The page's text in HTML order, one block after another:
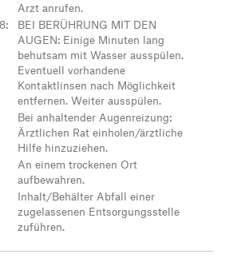
Arzt anrufen.
:
BEI BERÜHRUNG MIT DEN
AUGEN: Einige Minuten lang
behutsam mit Wasser ausspülen.
Eventuell vorhandene
Kontaktlinsen nach Möglichkeit
entfernen. Weiter ausspülen.
Bei anhaltender Augenreizung:
Ärztlichen Rat einholen/ärztliche
Hilfe hinzuziehen.
An einem trockenen Ort
aufbewahren.
Inhalt/Behälter Abfall einer
zugelassenen Entsorgungsstelle
zuführen.